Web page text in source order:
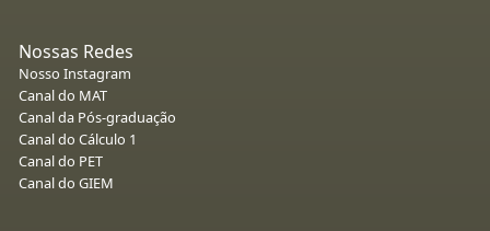
Nossas Redes
Nosso Instagram
Canal do MAT
Canal da Pós-graduação
Canal do Cálculo 1
Canal do PET
Canal do GIEM